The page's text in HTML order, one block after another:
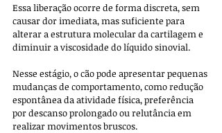
Essa liberação ocorre de forma discreta, sem
causar dor imediata, mas suficiente para
alterar a estrutura molecular da cartilagem e
diminuir a viscosidade do líquido sinovial.
Nesse estágio, o cão pode apresentar pequenas
mudanças de comportamento, como redução
espontânea da atividade física, preferência
por descanso prolongado ou relutância em
realizar movimentos bruscos.